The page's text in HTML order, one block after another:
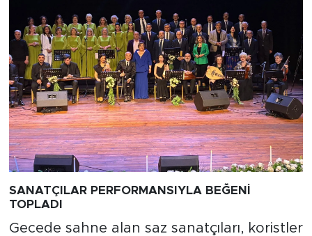
SANATÇILAR PERFORMANSIYLA BEĞENİ
TOPLADI
Gecede sahne alan saz sanatçıları, koristler